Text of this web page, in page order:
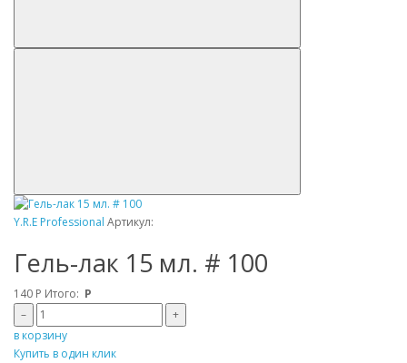
Y.R.E Professional Артикул:
Гель-лак 15 мл. # 100
140 Р Итого: Р
–
+
в корзину
Купить в один клик